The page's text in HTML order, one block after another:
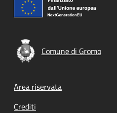
Comune di Gromo
Footer menu
Area riservata
Crediti